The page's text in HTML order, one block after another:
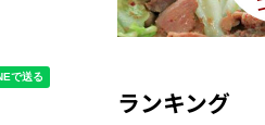
ランキング